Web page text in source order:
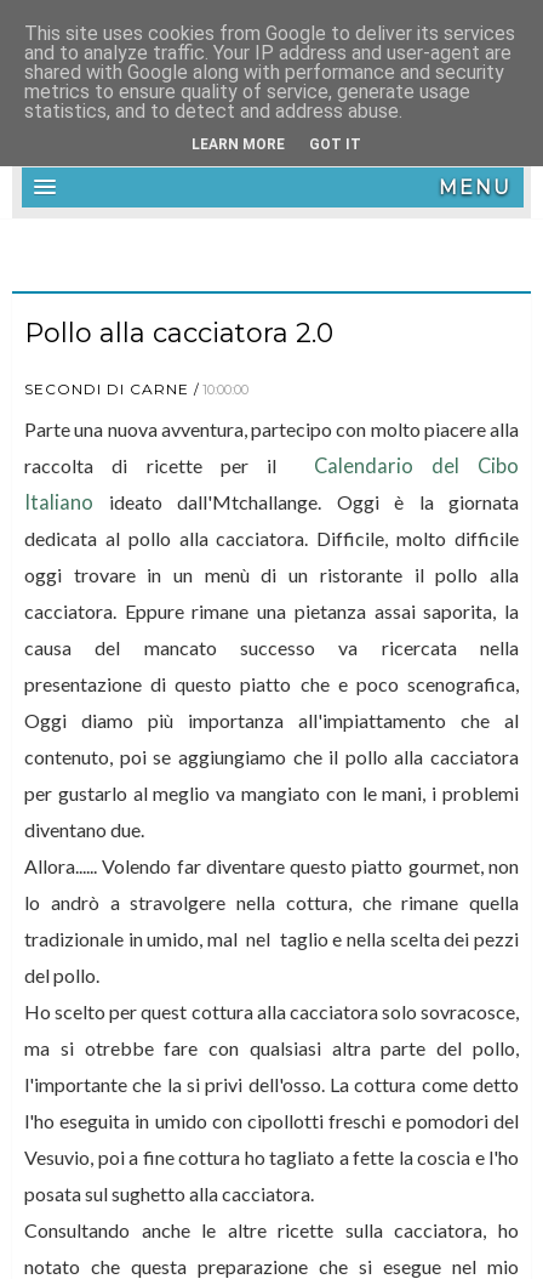
MENU
Pollo alla cacciatora 2.0
SECONDI DI CARNE 10:00:00
Parte una nuova avventura, partecipo con molto piacere alla
raccolta di ricette per il
Calendario del Cibo
Italiano ideato dall'Mtchallange. Oggi è la giornata
dedicata al pollo alla cacciatora. Difficile, molto difficile
oggi trovare in un menù di un ristorante il pollo alla
cacciatora. Eppure rimane una pietanza assai saporita, la
causa del mancato successo va ricercata nella
presentazione di questo piatto che e poco scenografica,
Oggi diamo più importanza all'impiattamento che al
contenuto, poi se aggiungiamo che il pollo alla cacciatora
per gustarlo al meglio va mangiato con le mani, i problemi
diventano due.
Allora...... Volendo far diventare questo piatto gourmet, non
lo andrò a stravolgere nella cottura, che rimane quella
tradizionale in umido, mal nel taglio e nella scelta dei pezzi
del pollo.
Ho scelto per quest cottura alla cacciatora solo sovracosce,
ma si otrebbe fare con qualsiasi altra parte del pollo,
l'importante che la si privi dell'osso. La cottura come detto
l'ho eseguita in umido con cipollotti freschi e pomodori del
Vesuvio, poi a fine cottura ho tagliato a fette la coscia e l'ho
posata sul sughetto alla cacciatora.
Consultando anche le altre ricette sulla cacciatora, ho
notato che questa preparazione che si esegue nel mio
This site uses cookies from Google to deliver its services
and to analyze traffic. Your IP address and user-agent are
shared with Google along with performance and security
metrics to ensure quality of service, generate usage
statistics, and to detect and address abuse.
LEARN MORE GOT IT